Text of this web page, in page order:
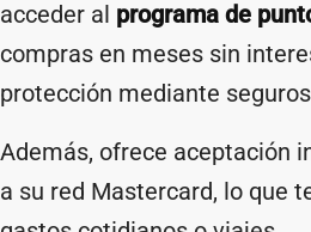
acceder al programa de
compras en meses sin
protección mediante
Además, ofrece aceptación
a su red Mastercard, lo que